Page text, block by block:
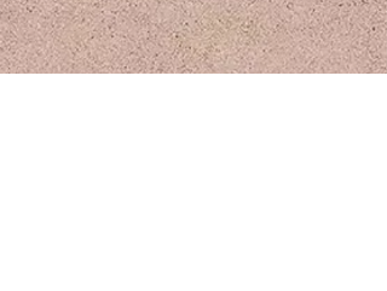
AACU2Y-0157-